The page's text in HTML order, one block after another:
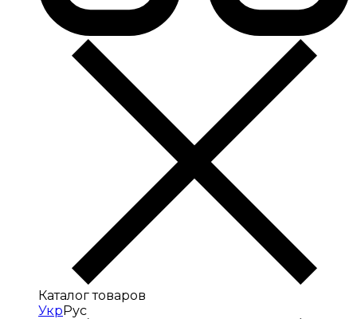
Каталог товаров
УкрРус